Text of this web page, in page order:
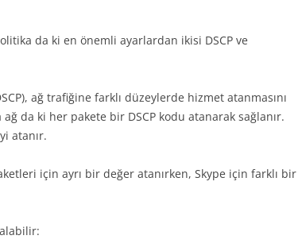
da ki en önemli ayarlardan ikisi DSCP ve
ağ trafiğine farklı düzeylerde hizmet atanmasını
da ki her pakete bir DSCP kodu atanarak sağlanır.
atanır.
için ayrı bir değer atanırken, Skype için farklı bir